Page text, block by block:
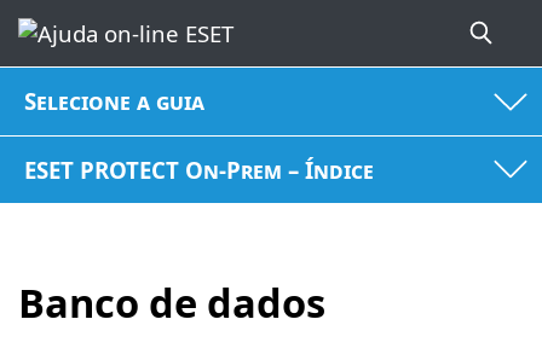
Selecione a guia
ESET PROTECT On-Prem – Índice
Banco de dados